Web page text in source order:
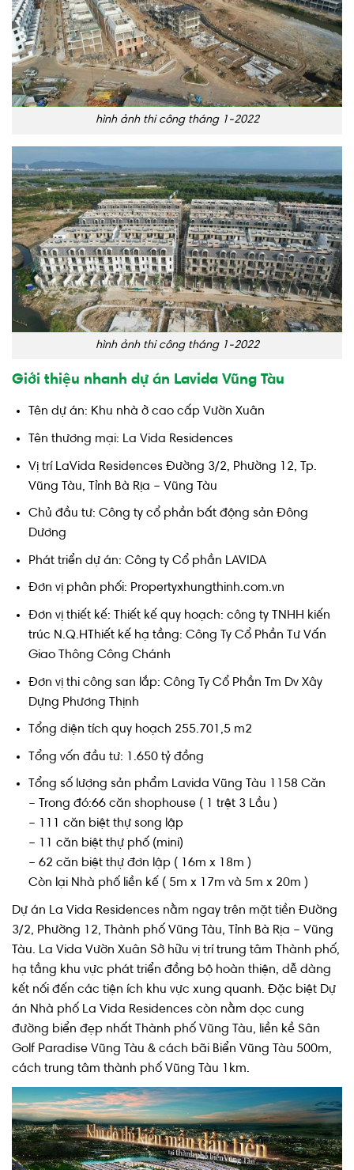
hình ảnh thi công tháng 1-2022
hình ảnh thi công tháng 1-2022
Giới thiệu nhanh dự án Lavida Vũng Tàu
Tên dự án: Khu nhà ở cao cấp Vườn Xuân
Tên thương mại: La Vida Residences
Vị trí LaVida Residences Đường 3/2, Phường 12, Tp.
Vũng Tàu, Tỉnh Bà Rịa – Vũng Tàu
Chủ đầu tư: Công ty cổ phần bất động sản Đông
Dương
Phát triển dự án: Công ty Cổ phần LAVIDA
Đơn vị phân phối: Propertyxhungthinh.com.vn
Đơn vị thiết kế: Thiết kế quy hoạch: công ty TNHH kiến
trúc N.Q.HThiết kế hạ tầng: Công Ty Cổ Phần Tư Vấn
Giao Thông Công Chánh
Đơn vị thi công san lắp: Công Ty Cổ Phần Tm Dv Xây
Dựng Phương Thịnh
Tổng diện tích quy hoạch 255.701,5 m2
Tổng vốn đầu tư: 1.650 tỷ đồng
Tổng số lượng sản phẩm Lavida Vũng Tàu 1158 Căn
– Trong đó:66 căn shophouse ( 1 trệt 3 Lầu )
– 111 căn biệt thự song lập
– 11 căn biệt thự phố (mini)
– 62 căn biệt thự đơn lập ( 16m x 18m )
Còn lại Nhà phố liền kế ( 5m x 17m và 5m x 20m )
Dự án La Vida Residences nằm ngay trên mặt tiền Đường
3/2, Phường 12, Thành phố Vũng Tàu, Tỉnh Bà Rịa – Vũng
Tàu. La Vida Vườn Xuân Sở hữu vị trí trung tâm Thành phố,
hạ tầng khu vực phát triển đồng bộ hoàn thiện, dễ dàng
kết nối đến các tiện ích khu vực xung quanh. Đặc biệt Dự
án Nhà phố La Vida Residences còn nằm dọc cung
đường biển đẹp nhất Thành phố Vũng Tàu, liền kề Sân
Golf Paradise Vũng Tàu & cách bãi Biển Vũng Tàu 500m,
cách trung tâm thành phố Vũng Tàu 1km.